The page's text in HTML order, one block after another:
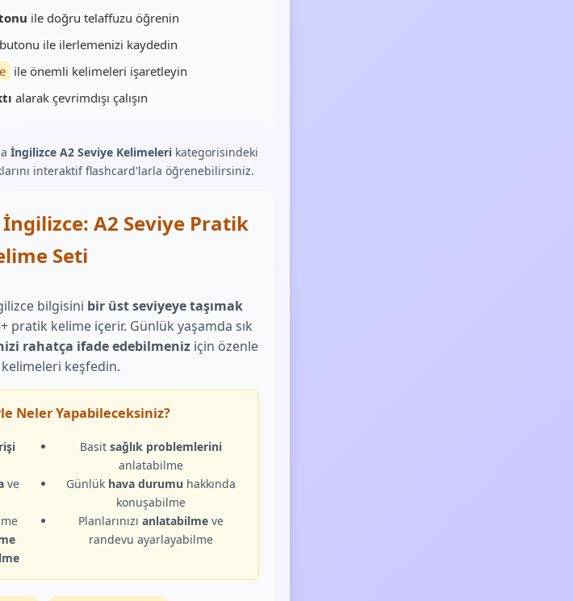
ile doğru telaffuzu öğrenin
butonu ile ilerlemenizi kaydedin
ile önemli kelimeleri işaretleyin
alarak çevrimdışı çalışın
İngilizce A2 Seviye Kelimeleri kategorisindeki
interaktif flashcard'larla öğrenebilirsiniz.
A2 Seviye Pratik
Seti
bilgisini bir üst seviyeye taşımak
pratik kelime içerir. Günlük yaşamda sık
rahatça ifade edebilmeniz için özenle
keşfedin.
Neler Yapabileceksiniz?
ve
Basit sağlık problemlerini
anlatabilme
Günlük hava durumu hakkında
konuşabilme
Planlarınızı anlatabilmeve
randevu ayarlayabilme